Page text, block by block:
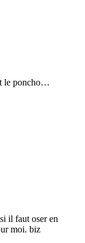
le poncho…
il faut oser en
moi. biz